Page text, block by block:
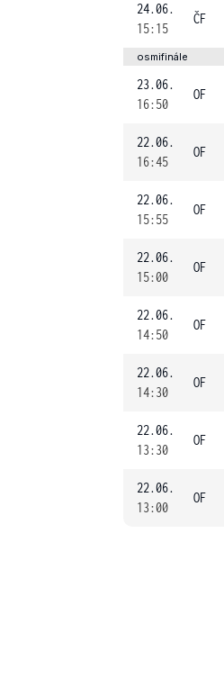
24.06.
15:15
ČF
osmifinále
23.06.
16:50
OF
22.06.
16:45
OF
22.06.
15:55
OF
22.06.
15:00
OF
22.06.
14:50
OF
22.06.
14:30
OF
22.06.
13:30
OF
22.06.
13:00
OF